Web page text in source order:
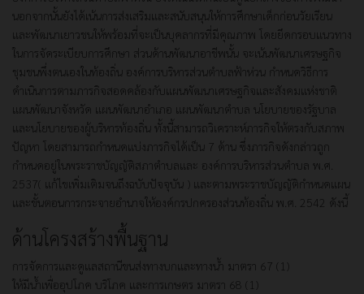
นอกจากนั้นยังได้เน้นการส่งเสริมและสนับสนุนให้การศึกษาเด็กก่อนวัยเรียน
และพัฒนาเยาวชนให้พร้อมที่จะเป็นบุคลากรที่มีคุณภาพ โดยยึดกรอบแนวทาง
ในการจัดระเบียบการศึกษา ส่วนด้านพัฒนาอาชีพนั้น จะเน้นพัฒนาเศรษฐกิจ
ชุมชนพึ่งตนเองในท้องถิ่น องค์การบริหารส่วนตำบลฟ้าห่วน กำหนดวิธีการ
ดำเนินการตามภารกิจสอดคล้องกับแผนพัฒนาเศรษฐกิจและสังคมแห่งชาติ
แผนพัฒนาจังหวัด แผนพัฒนาอำเภอ แผนพัฒนาตำบล นโยบายของรัฐบาล
และนโยบายของผู้บริหารท้องถิ่น ทั้งนี้สามารถวิเคราะห์ภารกิจให้ตรงกับสภาพ
ปัญหา โดยสามารถกำหนดแบ่งภารกิจได้เป็น 7 ด้าน ซึ่งภารกิจดังกล่าวถูก
กำหนดอยู่ในพระราชบัญญัติสภาตำบลและ องค์การบริหารส่วนตำบล พ.ศ.
2537( แก้ไขเพิ่มเติมจนถึงฉบับปัจจุบัน ) และตามพระราชบัญญัติกำหนดแผน
และขั้นตอนการกระจายอำนาจให้องค์กรปกครองส่วนท้องถิ่น พ.ศ. 2542 ดังนี้
ด้านโครงสร้างพื้นฐาน
การจัดการและดูแลสถานีขนส่งทางบกและทางน้ำ มาตรา 67 (1)
ให้มีน้ำเพื่ออุปโภค บริโภค และการเกษตร มาตรา 68 (1)